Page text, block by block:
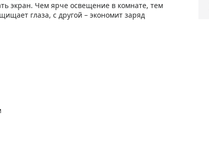
экран. Чем ярче освещение в комнате, тем
глаза, с другой – экономит заряд